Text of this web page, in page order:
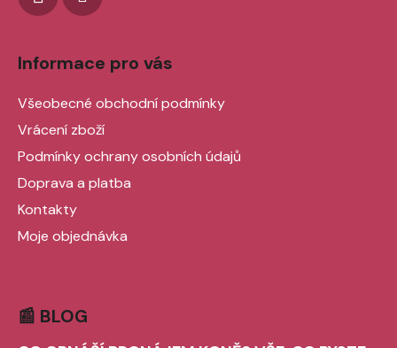
Informace pro vás
Všeobecné obchodní podmínky
Vrácení zboží
Podmínky ochrany osobních údajů
Doprava a platba
Kontakty
Moje objednávka
📰 BLOG